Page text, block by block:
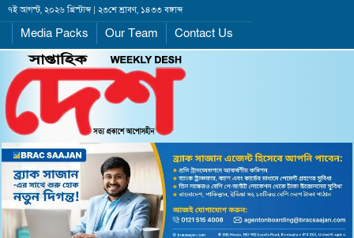
৭ই আগস্ট, ২০২৬ খ্রিস্টাব্দ | ২৩শে শ্রাবণ, ১৪৩৩ বঙ্গাব্দ
Media Packs Our Team Contact Us